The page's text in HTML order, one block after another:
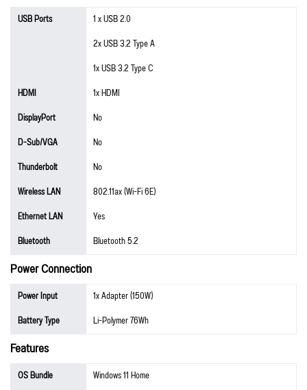
USB Ports
1 x USB 2.0
2x USB 3.2 Type A
1x USB 3.2 Type C
HDMI
1x HDMI
DisplayPort
No
D-Sub/VGA
No
Thunderbolt
No
Wireless LAN
802.11ax (Wi-Fi 6E)
Ethernet LAN
Yes
Bluetooth
Bluetooth 5.2
Power Connection
Power Input
1x Adapter (150W)
Battery Type
Li-Polymer 76Wh
Features
OS Bundle Windows 11 Home